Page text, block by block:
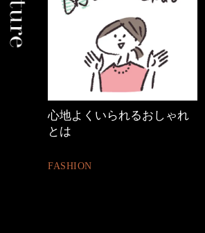
【ワーママのきれいめカジ
ュアル通勤】
FASHION